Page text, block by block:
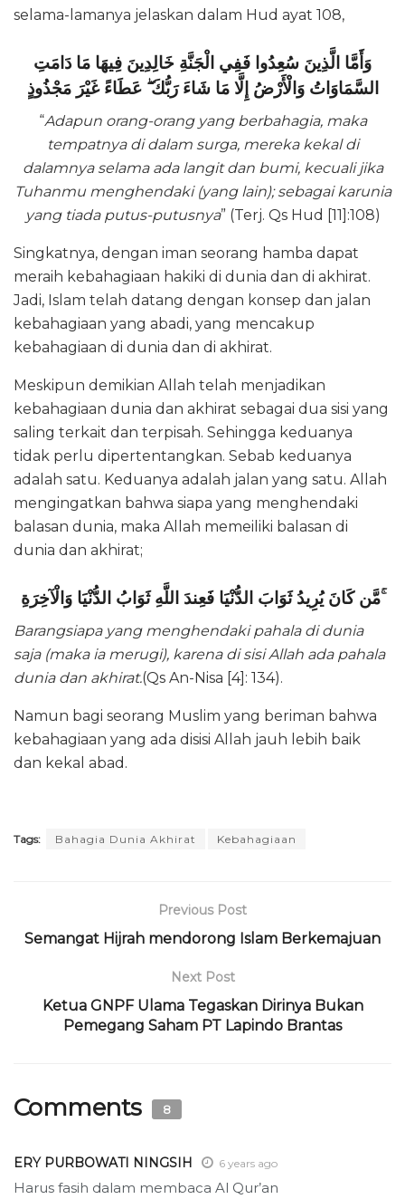
selama-lamanya jelaskan dalam Hud ayat 108,
وَأَمَّا الَّذِينَ سُعِدُوا فَفِي الْجَنَّةِ خَالِدِينَ فِيهَا مَا دَامَتِ
السَّمَاوَاتُ وَالْأَرْضُ إِلَّا مَا شَاءَ رَبُّكَ ۖ عَطَاءً غَيْرَ مَجْذُوذٍ
“Adapun orang-orang yang berbahagia, maka
tempatnya di dalam surga, mereka kekal di
dalamnya selama ada langit dan bumi, kecuali jika
Tuhanmu menghendaki (yang lain); sebagai karunia
yang tiada putus-putusnya” (Terj. Qs Hud [11]:108)
Singkatnya, dengan iman seorang hamba dapat
meraih kebahagiaan hakiki di dunia dan di akhirat.
Jadi, Islam telah datang dengan konsep dan jalan
kebahagiaan yang abadi, yang mencakup
kebahagiaan di dunia dan di akhirat.
Meskipun demikian Allah telah menjadikan
kebahagiaan dunia dan akhirat sebagai dua sisi yang
saling terkait dan terpisah. Sehingga keduanya
tidak perlu dipertentangkan. Sebab keduanya
adalah satu. Keduanya adalah jalan yang satu. Allah
mengingatkan bahwa siapa yang menghendaki
balasan dunia, maka Allah memeiliki balasan di
dunia dan akhirat;
مَّن كَانَ يُرِيدُ ثَوَابَ الدُّنْيَا فَعِندَ اللَّهِ ثَوَابُ الدُّنْيَا وَالْآخِرَةِ ۚ
Barangsiapa yang menghendaki pahala di dunia
saja (maka ia merugi), karena di sisi Allah ada pahala
dunia dan akhirat.(Qs An-Nisa [4]: 134).
Namun bagi seorang Muslim yang beriman bahwa
kebahagiaan yang ada disisi Allah jauh lebih baik
dan kekal abad.
Tags: Bahagia Dunia Akhirat Kebahagiaan
Previous Post
Semangat Hijrah mendorong Islam Berkemajuan
Next Post
Ketua GNPF Ulama Tegaskan Dirinya Bukan
Pemegang Saham PT Lapindo Brantas
Comments 8
ERY PURBOWATI NINGSIH 6 years ago
Harus fasih dalam membaca Al Qur’an